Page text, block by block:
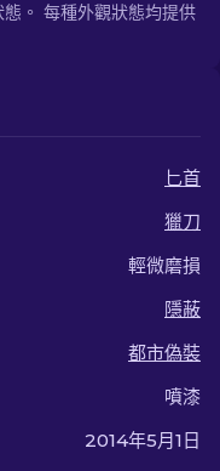
。 每種外觀狀態均提供
匕首
獵刀
輕微磨損
隱蔽
都市偽裝
噴漆
2014年5月1日